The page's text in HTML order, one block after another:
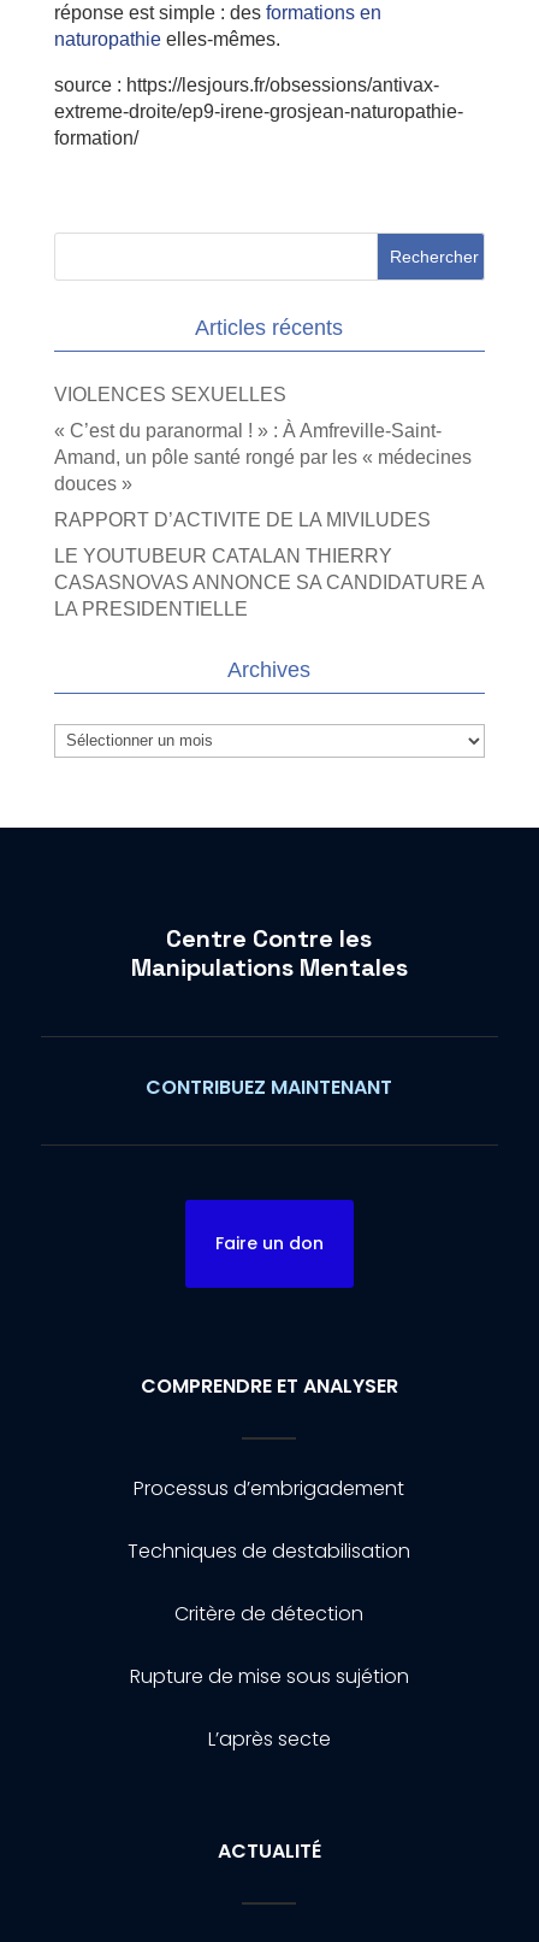
réponse est simple : des formations en
naturopathieelles-mêmes.
source : https://lesjours.fr/obsessions/antivax-
extreme-droite/ep9-irene-grosjean-naturopathie-
formation/
Articles récents
VIOLENCES SEXUELLES
« C’est du paranormal ! » : À Amfreville-Saint-
Amand, un pôle santé rongé par les « médecines
douces »
RAPPORT D’ACTIVITE DE LA MIVILUDES
LE YOUTUBEUR CATALAN THIERRY
CASASNOVAS ANNONCE SA CANDIDATURE A
LA PRESIDENTIELLE
Archives
Archives
Centre Contre les
Manipulations Mentales
CONTRIBUEZ MAINTENANT
Faire un don
COMPRENDRE ET ANALYSER
Processus d’embrigadement
Techniques de destabilisation
Critère de détection
Rupture de mise sous sujétion
L’après secte
ACTUALITÉ